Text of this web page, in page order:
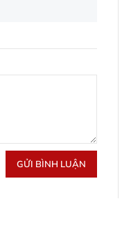
GỬI BÌNH LUẬN